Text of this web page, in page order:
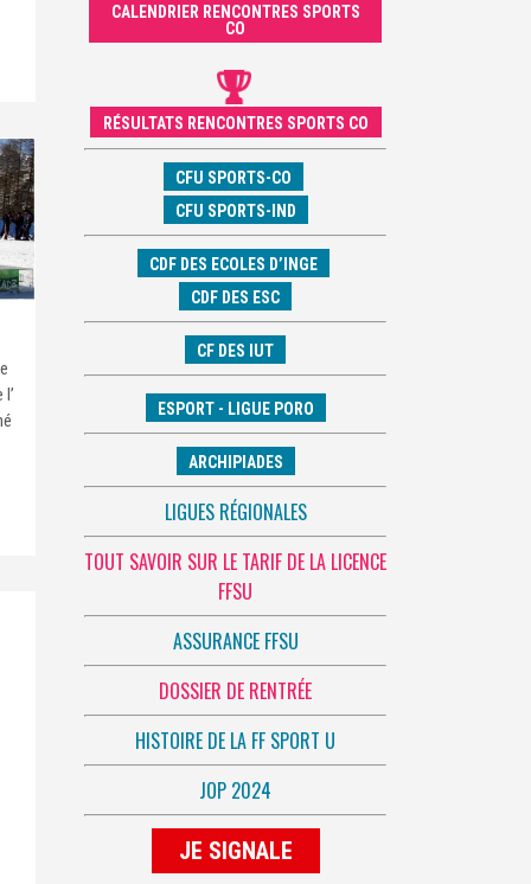
CALENDRIER RENCONTRES SPORTS
CO
RÉSULTATS RENCONTRES SPORTS CO
CFU SPORTS-CO
CFU SPORTS-IND
CDF DES ECOLES D’INGE
CDF DES ESC
CF DES IUT
ESPORT - LIGUE PORO
ARCHIPIADES
LIGUES RÉGIONALES
TOUT SAVOIR SUR LE TARIF DE LA LICENCE
FFSU
ASSURANCE FFSU
DOSSIER DE RENTRÉE
HISTOIRE DE LA FF SPORT U
JOP 2024
JE SIGNALE